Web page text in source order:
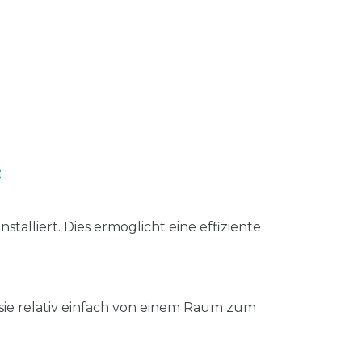
Dies ermöglicht eine effiziente
relativ einfach von einem Raum zum